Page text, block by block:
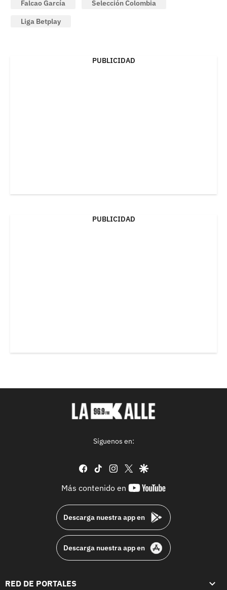
Falcao García
Selección Colombia
Liga Betplay
PUBLICIDAD
PUBLICIDAD
Síguenos en:
facebook
tiktok instagram
twittergoogle
Más contenido en
youtube-
Descarga nuestra app en
Descarga nuestra app en
RED DE PORTALES